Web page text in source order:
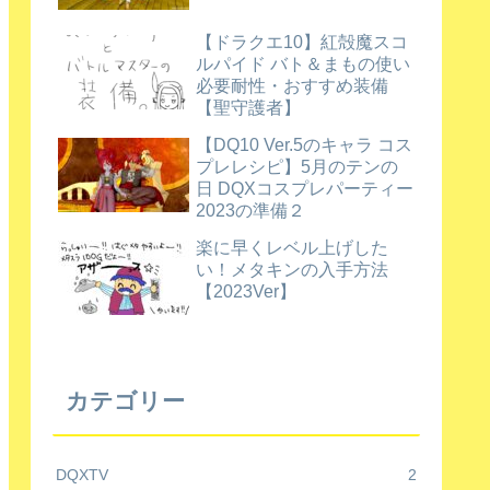
【ドラクエ10】紅殻魔スコ
ルパイド バト＆まもの使い
必要耐性・おすすめ装備
【聖守護者】
【DQ10 Ver.5のキャラ コス
プレレシピ】5月のテンの
日 DQXコスプレパーティー
2023の準備２
楽に早くレベル上げした
い！メタキンの入手方法
【2023Ver】
カテゴリー
DQXTV 2